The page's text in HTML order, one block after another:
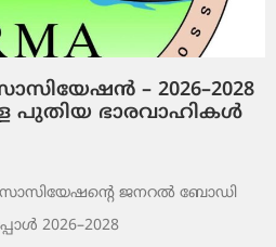
– 2026–2028
പുതിയ ഭാരവാഹികൾ
ജനറൽ ബോഡി
2026–2028